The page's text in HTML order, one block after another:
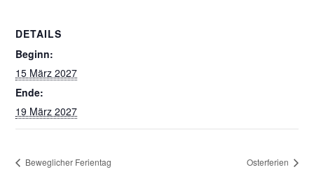
DETAILS
Beginn:
15 März 2027
Ende:
19 März 2027
Beweglicher Ferientag Osterferien